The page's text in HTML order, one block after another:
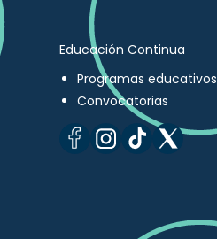
Educación Continua
Programas educativos
Convocatorias